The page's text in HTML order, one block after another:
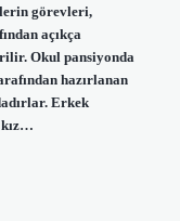
görevleri,
açıkça
Okul pansiyonda
hazırlanan
Erkek